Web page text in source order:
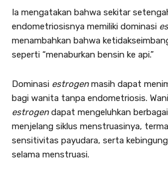
Ia mengatakan bahwa sekitar
endometriosisnya memiliki dominasi
menambahkan bahwa
seperti “menaburkan bensin ke api.”
Dominasi estrogenmasih dapat
bagi wanita tanpa endometriosis.
estrogendapat mengeluhkan
menjelang siklus menstruasinya,
sensitivitas payudara, serta
selama menstruasi.